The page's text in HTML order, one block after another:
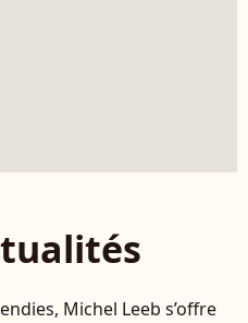
Michel Leeb s’offre